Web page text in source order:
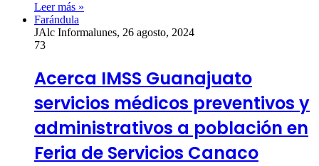
Leer más »
Farándula
JAlc Informalunes, 26 agosto, 2024
73
Acerca IMSS Guanajuato
servicios médicos preventivos y
administrativos a población en
Feria de Servicios Canaco